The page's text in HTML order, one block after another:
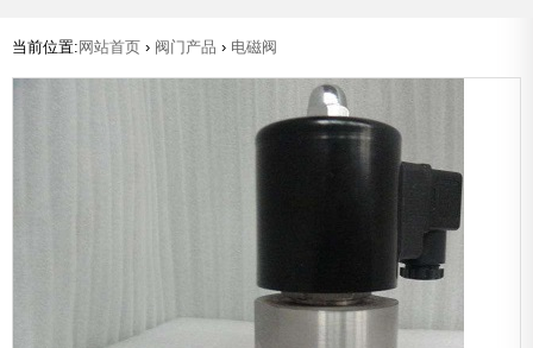
当前位置: 网站首页 › 阀门产品 › 电磁阀